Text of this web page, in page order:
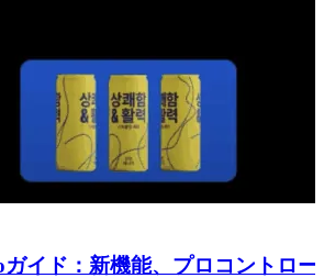
イド：新機能、プロコントロ